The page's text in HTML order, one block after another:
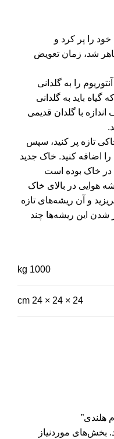
را پر کرد و
شد، زمان تعویض
را به گلدانی
گیاه باید به گلدانی
با گلدان قدیمی
تازه پر کنید، سپس
را اضافه کنید. خاک جدید
در خاک بوده است
هوایی در بالای خاک
و آن ریشه‌های تازه
شدن این ریشه‌ها چند
1000 kg
24 × 24 × 24 cm
بخش‌های موردنیاز